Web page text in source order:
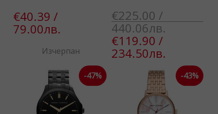
€40.39 /
79.00лв.
Изчерпан
€225.00 /
440.06лв.
€119.90 /
234.50лв.
-47% -43%